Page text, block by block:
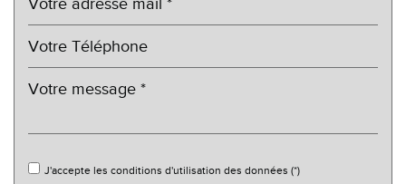
Gare ferroviaire
Bureau de poste
Mairie
J'accepte les conditions d'utilisation des données (*)